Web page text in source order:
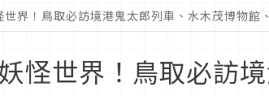
界！鳥取必訪境港鬼太郎列車、水木茂博物館
怪世界！鳥取必訪